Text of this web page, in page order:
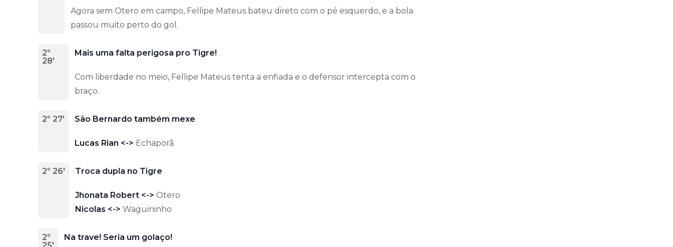
Agora sem Otero em campo, Fellipe Mateus bateu direto com o pé esquerdo, e a bola
passou muito perto do gol.
2º
28'
Mais uma falta perigosa pro Tigre!
Com liberdade no meio, Fellipe Mateus tenta a enfiada e o defensor intercepta com o
braço.
2º 27' São Bernardo também mexe
Lucas Rian <-> Echaporã
2º 26' Troca dupla no Tigre
Jhonata Robert <-> Otero
Nicolas <-> Waguininho
2º
Na trave! Seria um golaço!